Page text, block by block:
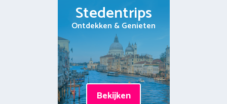
Stedentrips
Ontdekken & Genieten
Bekijken